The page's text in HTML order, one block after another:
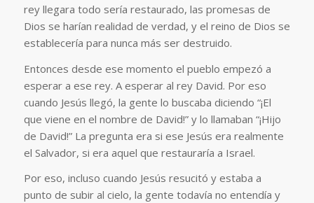
rey llegara todo sería restaurado, las promesas de
Dios se harían realidad de verdad, y el reino de Dios se
establecería para nunca más ser destruido.
Entonces desde ese momento el pueblo empezó a
esperar a ese rey. A esperar al rey David. Por eso
cuando Jesús llegó, la gente lo buscaba diciendo “¡El
que viene en el nombre de David!” y lo llamaban “¡Hijo
de David!” La pregunta era si ese Jesús era realmente
el Salvador, si era aquel que restauraría a Israel.
Por eso, incluso cuando Jesús resucitó y estaba a
punto de subir al cielo, la gente todavía no entendía y